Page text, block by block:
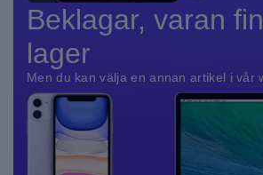
Beklagar, varan
lager
Men du kan välja en annan artikel i vår